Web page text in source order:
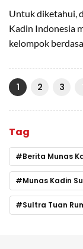
Untuk diketahui,
Kadin Indonesia
kelompok
1 2 3
Tag
Berita Munas Kadin Hari
Munas Kadin
Sultra Tuan Rumah Munas